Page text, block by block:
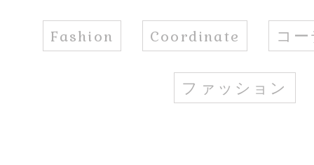
Fashion Coordinate コ
ファッション